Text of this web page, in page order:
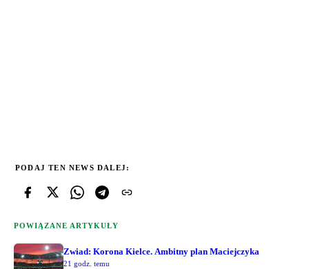
PODAJ TEN NEWS DALEJ:
POWIĄZANE ARTYKUŁY
Zwiad: Korona Kielce. Ambitny plan Maciejczyka
21 godz. temu